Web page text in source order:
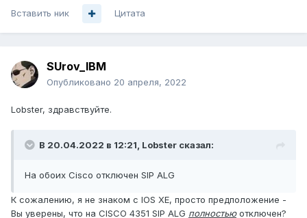
Вставить ник Цитата
SUrov_IBM
Опубликовано 20 апреля, 2022
Lobster, здравствуйте.
В 20.04.2022 в 12:21, Lobster сказал:
На обоих Cisco отключен SIP ALG
К сожалению, я не знаком с IOS XE, просто предположение -
Вы уверены, что на CISCO 4351 SIP ALG полностьюотключен?